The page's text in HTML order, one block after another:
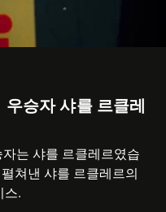
승자 샤를 르클레
는 샤를 르클레르였습
쳐낸 샤를 르클레르의
스.